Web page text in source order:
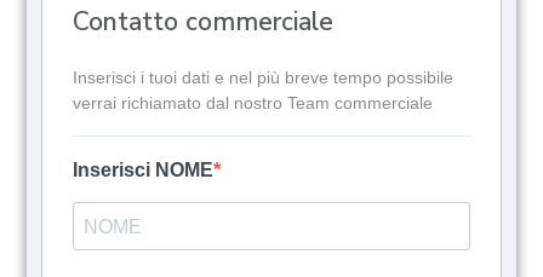
Contatto commerciale
Inserisci i tuoi dati e nel più breve tempo possibile
verrai richiamato dal nostro Team commerciale
Inserisci NOME